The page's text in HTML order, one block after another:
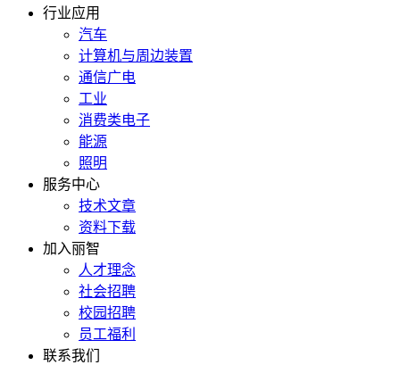
行业应用
汽车
计算机与周边装置
通信广电
工业
消费类电子
能源
照明
服务中心
技术文章
资料下载
加入丽智
人才理念
社会招聘
校园招聘
员工福利
联系我们